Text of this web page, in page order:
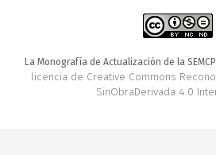
La Monografía de Actualización de la
licencia de Creative Commons
SinObraDerivada 4.0